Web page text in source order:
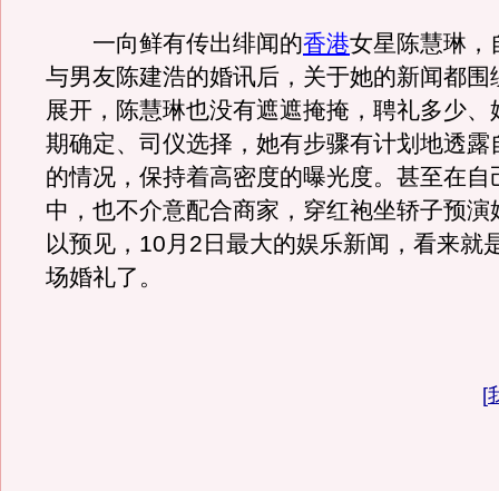
一向鲜有传出绯闻的香港女星陈慧琳，
与男友陈建浩的婚讯后，关于她的新闻都围
展开，陈慧琳也没有遮遮掩掩，聘礼多少、
期确定、司仪选择，她有步骤有计划地透露
的情况，保持着高密度的曝光度。甚至在自
中，也不介意配合商家，穿红袍坐轿子预演
以预见，10月2日最大的娱乐新闻，看来就
场婚礼了。
[